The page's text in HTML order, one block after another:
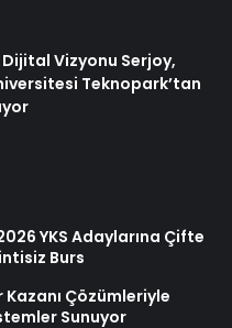
Vizyonu Serjoy,
Teknopark’tan
YKS Adaylarına Çifte
Burs
Çözümleriyle
Sunuyor